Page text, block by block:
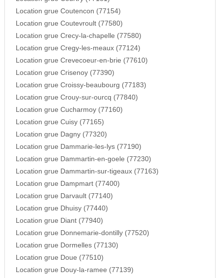
Location grue Coutencon (77154)
Location grue Coutevroult (77580)
Location grue Crecy-la-chapelle (77580)
Location grue Cregy-les-meaux (77124)
Location grue Crevecoeur-en-brie (77610)
Location grue Crisenoy (77390)
Location grue Croissy-beaubourg (77183)
Location grue Crouy-sur-ourcq (77840)
Location grue Cucharmoy (77160)
Location grue Cuisy (77165)
Location grue Dagny (77320)
Location grue Dammarie-les-lys (77190)
Location grue Dammartin-en-goele (77230)
Location grue Dammartin-sur-tigeaux (77163)
Location grue Dampmart (77400)
Location grue Darvault (77140)
Location grue Dhuisy (77440)
Location grue Diant (77940)
Location grue Donnemarie-dontilly (77520)
Location grue Dormelles (77130)
Location grue Doue (77510)
Location grue Douy-la-ramee (77139)